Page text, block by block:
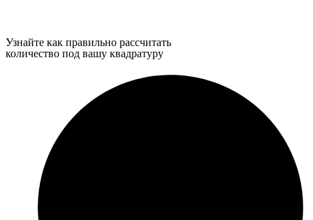
Узнайте как правильно рассчитать
количество под вашу квадратуру